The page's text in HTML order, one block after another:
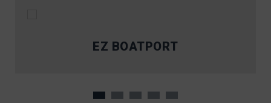
EZ BOATPORT